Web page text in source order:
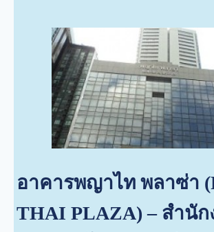
อาคารพญาไท พลาซ่า
THAI PLAZA) – สำนัก